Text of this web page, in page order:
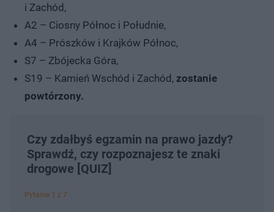
i Zachód,
A2 – Ciosny Północ i Południe,
A4 – Prószków i Krajków Północ,
S7 – Zbójecka Góra,
S19 – Kamień Wschód i Zachód, zostanie
powtórzony.
Czy zdałbyś egzamin na prawo jazdy?
Sprawdź, czy rozpoznajesz te znaki
drogowe [QUIZ]
Pytanie 1 z 7